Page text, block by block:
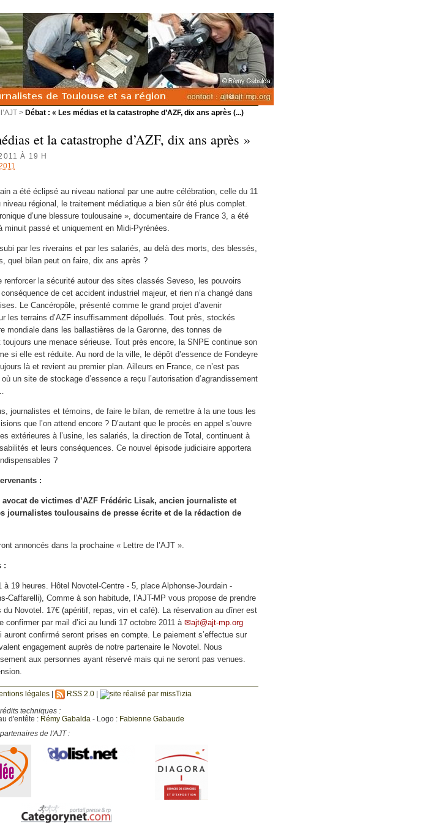
> Débat : « Les médias et la catastrophe d’AZF, dix ans après (...)
et la catastrophe d’AZF, dix ans après »
À 19 H
a été éclipsé au niveau national par une autre célébration, celle du 11
régional, le traitement médiatique a bien sûr été plus complet.
d’une blessure toulousaine », documentaire de France 3, a été
minuit passé et uniquement en Midi-Pyrénées.
par les riverains et par les salariés, au delà des morts, des blessés,
quel bilan peut on faire, dix ans après ?
renforcer la sécurité autour des sites classés Seveso, les pouvoirs
de cet accident industriel majeur, et rien n’a changé dans
Le Cancéropôle, présenté comme le grand projet d’avenir
les terrains d’AZF insuffisamment dépollués. Tout près, stockés
mondiale dans les ballastières de la Garonne, des tonnes de
une menace sérieuse. Tout près encore, la SNPE continue son
si elle est réduite. Au nord de la ville, le dépôt d’essence de Fondeyre
là et revient au premier plan. Ailleurs en France, ce n’est pas
un site de stockage d’essence a reçu l’autorisation d’agrandissement
journalistes et témoins, de faire le bilan, de remettre à la une tous les
que l’on attend encore ? D’autant que le procès en appel s’ouvre
extérieures à l’usine, les salariés, la direction de Total, continuent à
et leurs conséquences. Ce nouvel épisode judiciaire apportera
?
:
de victimes d’AZF Frédéric Lisak, ancien journaliste et
journalistes toulousains de presse écrite et de la rédaction de
annoncés dans la prochaine « Lettre de l’AJT ».
:
à 19 heures. Hôtel Novotel-Centre - 5, place Alphonse-Jourdain -
Caffarelli), Comme à son habitude, l’AJT-MP vous propose de prendre
du Novotel. 17€ (apéritif, repas, vin et café). La réservation au dîner est
confirmer par mail d’ici au lundi 17 octobre 2011 à
ajt@ajt-mp.org
auront confirmé seront prises en compte. Le paiement s’effectue sur
engagement auprès de notre partenaire le Novotel. Nous
aux personnes ayant réservé mais qui ne seront pas venues.
légales RSS 2.0
techniques :
d'entête : Rémy Gabalda - Logo : Fabienne Gabaude
de l'AJT :